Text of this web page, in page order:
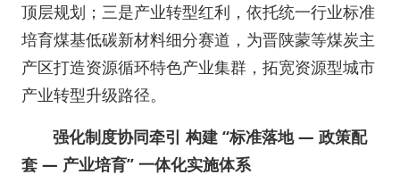
顶层规划；三是产业转型红利，依托统一行业标准
培育煤基低碳新材料细分赛道，为晋陕蒙等煤炭主
产区打造资源循环特色产业集群，拓宽资源型城市
产业转型升级路径。
强化制度协同牵引 构建 “标准落地 — 政策配
套 — 产业培育” 一体化实施体系